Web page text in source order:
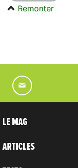
Remonter
LE MAG
ARTICLES